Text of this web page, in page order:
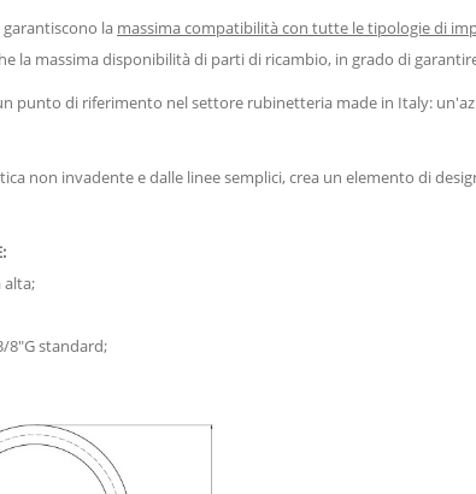
la massima compatibilità con tutte le tipologie di
la massima disponibilità di parti di ricambio, in grado di
punto di riferimento nel settore rubinetteria made in Italy:
non invadente e dalle linee semplici, crea un elemento di
alta;
8"G standard;